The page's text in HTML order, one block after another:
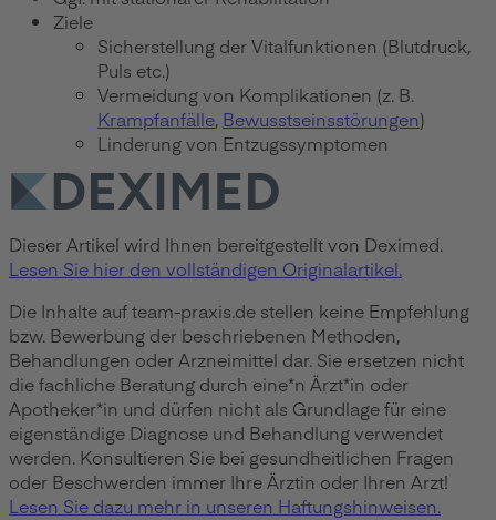
Ziele
Sicherstellung der Vitalfunktionen (Blutdruck,
Puls etc.)
Vermeidung von Komplikationen (z. B.
Krampfanfälle, Bewusstseinsstörungen)
Linderung von Entzugssymptomen
Dieser Artikel wird Ihnen bereitgestellt von Deximed.
Lesen Sie hier den vollständigen Originalartikel.
Die Inhalte auf team-praxis.de stellen keine Empfehlung
bzw. Bewerbung der beschriebenen Methoden,
Behandlungen oder Arzneimittel dar. Sie ersetzen nicht
die fachliche Beratung durch eine*n Ärzt*in oder
Apotheker*in und dürfen nicht als Grundlage für eine
eigenständige Diagnose und Behandlung verwendet
werden. Konsultieren Sie bei gesundheitlichen Fragen
oder Beschwerden immer Ihre Ärztin oder Ihren Arzt!
Lesen Sie dazu mehr in unseren Haftungshinweisen.